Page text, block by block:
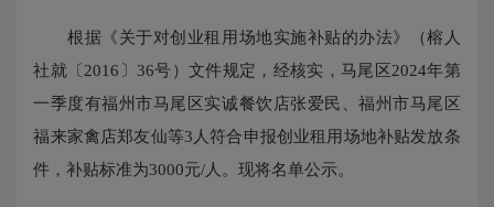
根据《关于对创业租用场地实施补贴的办法》（榕人
社就〔2016〕36号）文件规定，经核实，马尾区2024年第
一季度有福州市马尾区实诚餐饮店张爱民、福州市马尾区
福来家禽店郑友仙等3人符合申报创业租用场地补贴发放条
件，补贴标准为3000元/人。现将名单公示。